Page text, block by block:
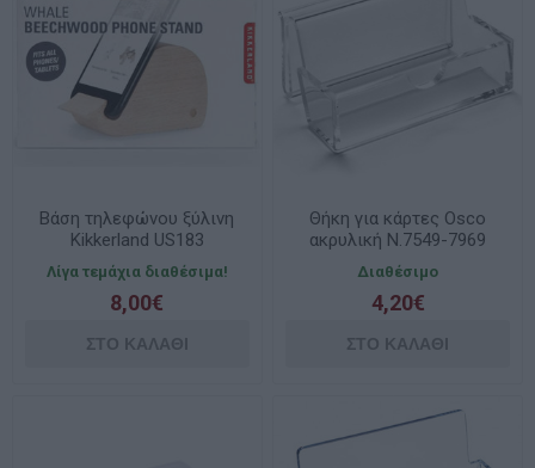
Βάση τηλεφώνου ξύλινη
Kikkerland US183
Λίγα τεμάχια διαθέσιμα!
8,00€
Θήκη για κάρτες Osco
ακρυλική Ν.7549-7969
Διαθέσιμο
4,20€